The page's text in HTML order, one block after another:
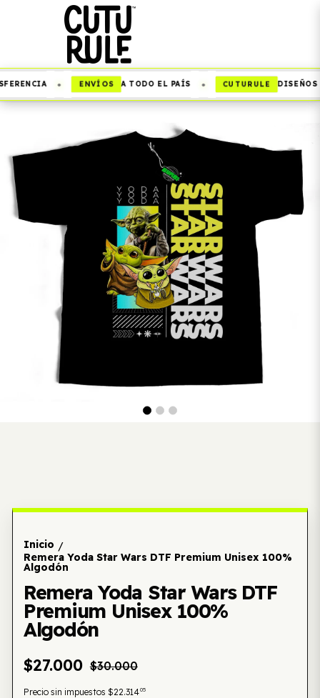
ENVÍOS A TODO EL PAÍS CUTURULE DISEÑOS
Inicio /
Remera Yoda Star Wars DTF Premium Unisex 100%
Algodón
Remera Yoda Star Wars DTF
Premium Unisex 100%
Algodón
$27.000 $30.000
Precio sin impuestos $22.31405